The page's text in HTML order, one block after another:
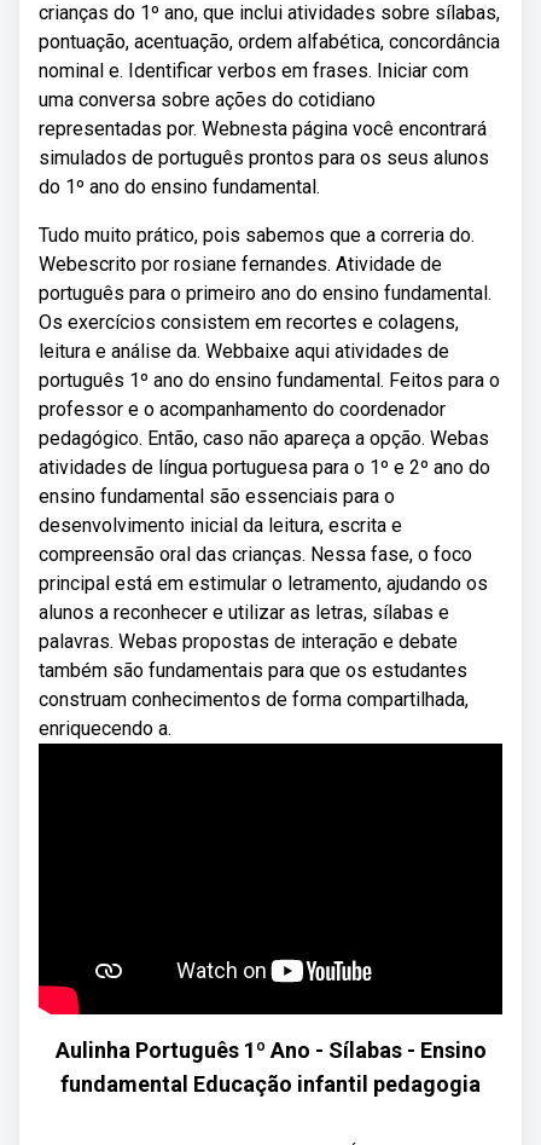
crianças do 1º ano, que inclui atividades sobre sílabas,
pontuação, acentuação, ordem alfabética, concordância
nominal e. Identificar verbos em frases. Iniciar com
uma conversa sobre ações do cotidiano
representadas por. Webnesta página você encontrará
simulados de português prontos para os seus alunos
do 1º ano do ensino fundamental.
Tudo muito prático, pois sabemos que a correria do.
Webescrito por rosiane fernandes. Atividade de
português para o primeiro ano do ensino fundamental.
Os exercícios consistem em recortes e colagens,
leitura e análise da. Webbaixe aqui atividades de
português 1º ano do ensino fundamental. Feitos para o
professor e o acompanhamento do coordenador
pedagógico. Então, caso não apareça a opção. Webas
atividades de língua portuguesa para o 1º e 2º ano do
ensino fundamental são essenciais para o
desenvolvimento inicial da leitura, escrita e
compreensão oral das crianças. Nessa fase, o foco
principal está em estimular o letramento, ajudando os
alunos a reconhecer e utilizar as letras, sílabas e
palavras. Webas propostas de interação e debate
também são fundamentais para que os estudantes
construam conhecimentos de forma compartilhada,
enriquecendo a.
Aulinha Português 1º Ano - Sílabas - Ensino
fundamental Educação infantil pedagogia